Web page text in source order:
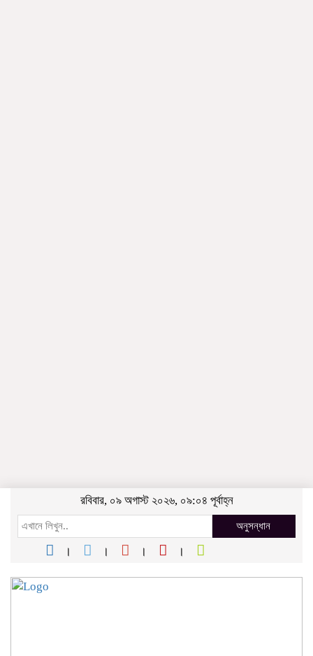
রবিবার, ০৯ অগাস্ট ২০২৬, ০৯:০৪ পূর্বাহ্ন
অনুসন্ধান